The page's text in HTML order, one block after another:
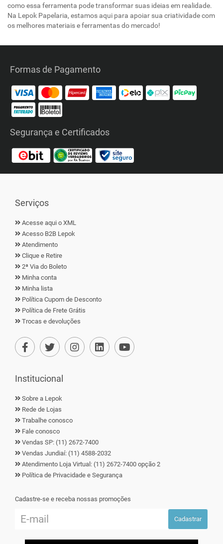
como essa ferramenta pode transformar suas ideias em realidade.
Na Lepok Papelaria, estamos aqui para apoiar sua criatividade com
os melhores materiais e ferramentas do mercado!
Formas de Pagamento
Segurança e Certificados
Serviços
Acesse aqui o XML
Acesso B2B Lepok
Atendimento
Clique e Retire
2ª Via do Boleto
Minha conta
Minha lista
Política Cupom de Desconto
Política de Frete Grátis
Trocas e devoluções
Institucional
Sobre a Lepok
Rede de Lojas
Trabalhe conosco
Fale conosco
Vendas SP: (11) 2672-7400
Vendas Jundiaí: (11) 4588-2032
Atendimento Loja Virtual: (11) 2672-7400 opção 2
Política de Privacidade e Segurança
Cadastre-se e receba nossas promoções
Cadastrar